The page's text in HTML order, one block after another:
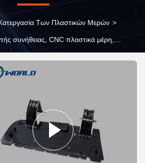
Των Πλαστικών Μερών >
συνήθειας, CNC πλαστικά μέρη,